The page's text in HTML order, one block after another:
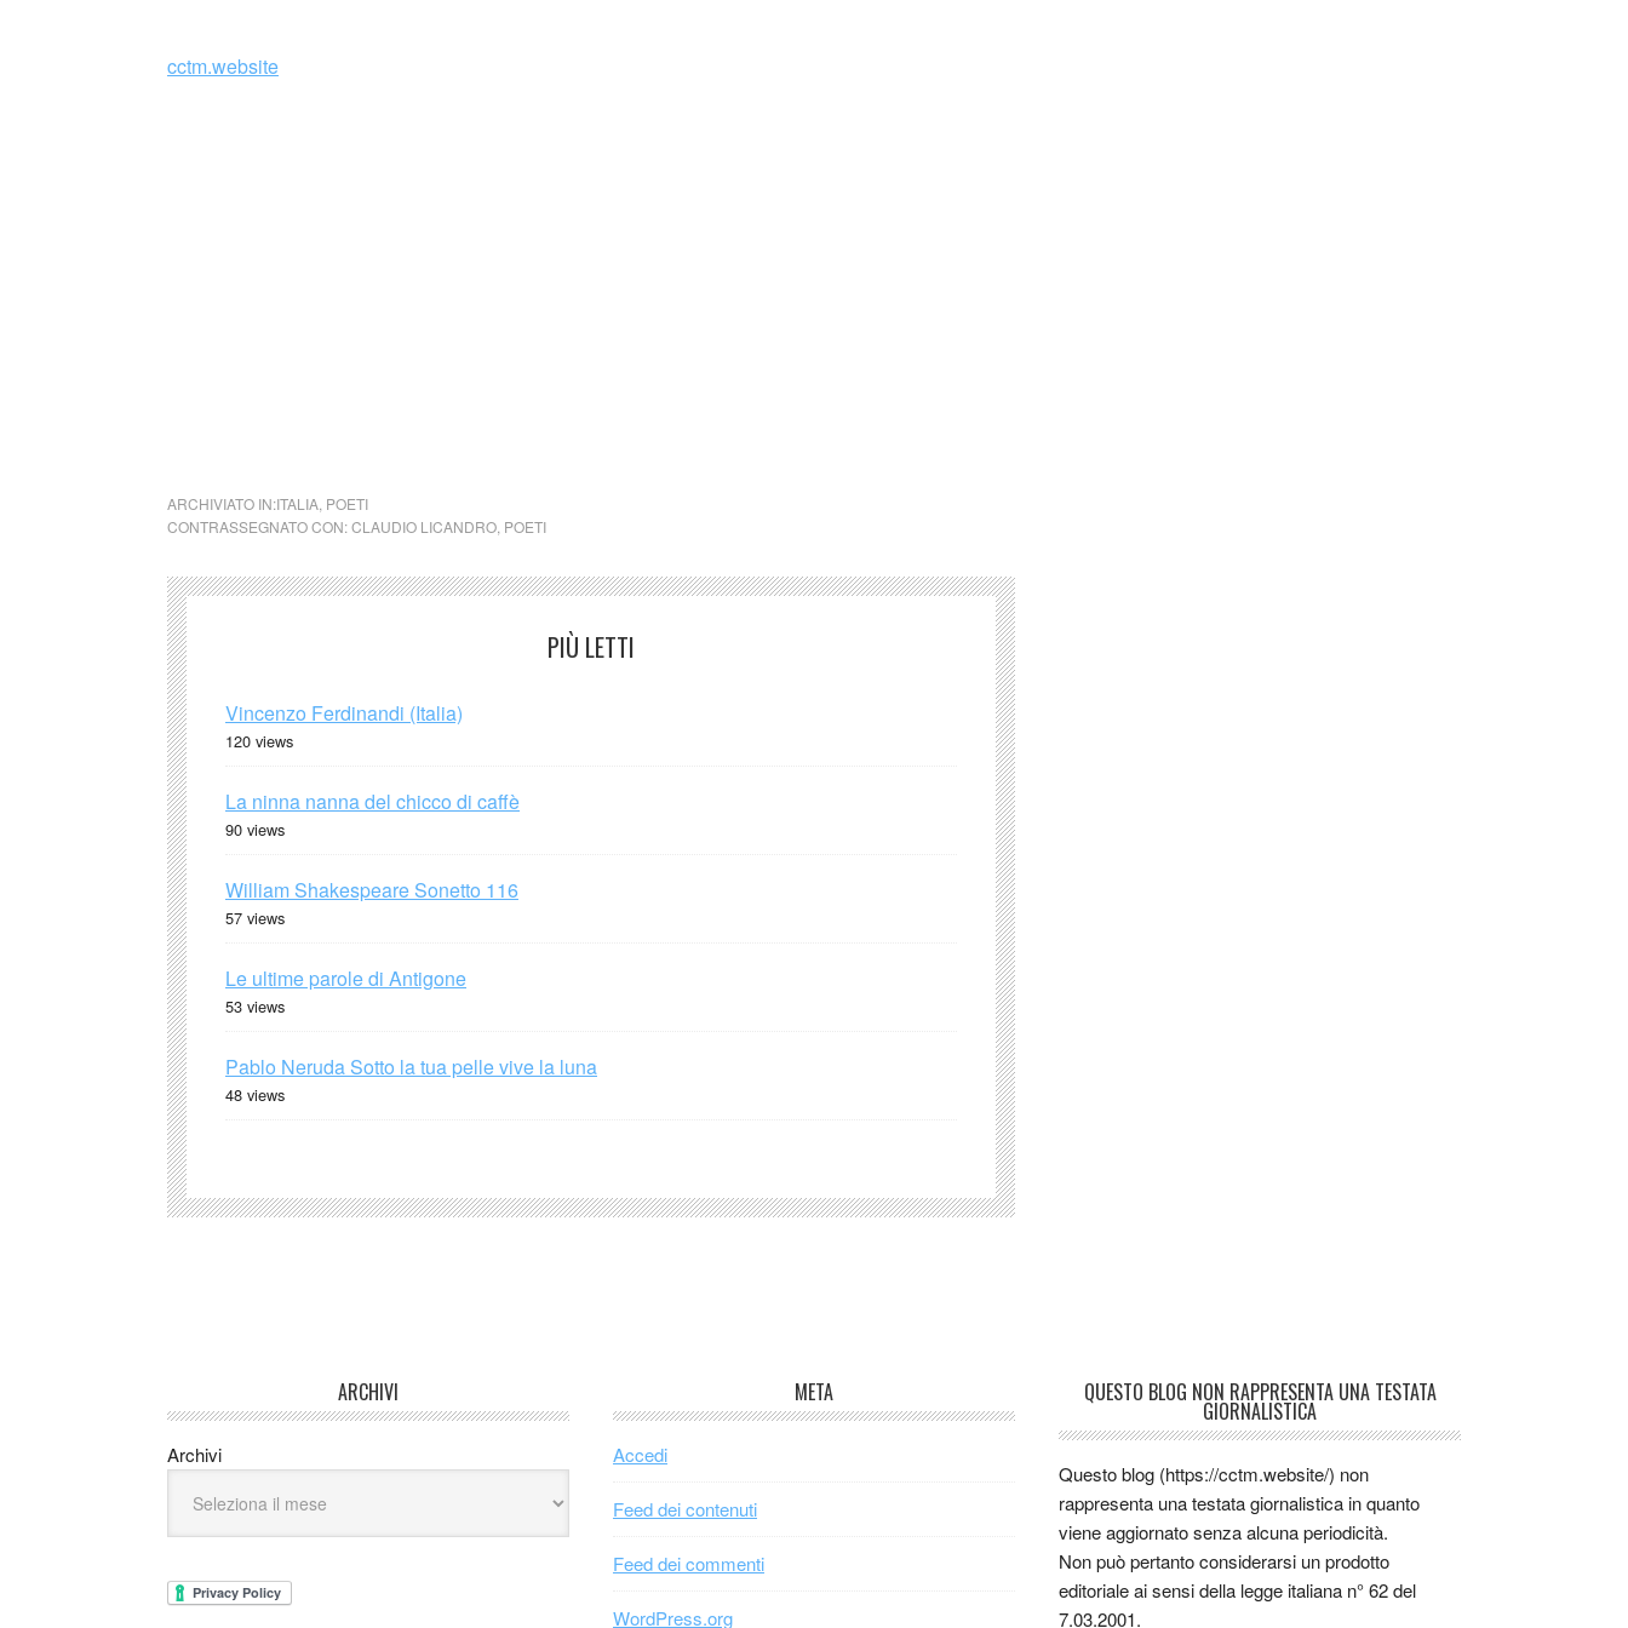
cctm.website
ARCHIVIATO IN:ITALIA POETI
CONTRASSEGNATO CON:CLAUDIO LICANDRO POETI
PIÙ LETTI
Vincenzo Ferdinandi (Italia)
120 views
La ninna nanna del chicco di caffè
90 views
William Shakespeare Sonetto 116
57 views
Le ultime parole di Antigone
53 views
Pablo Neruda Sotto la tua pelle vive la luna
48 views
ARCHIVI
Archivi
META
Accedi
Feed dei contenuti
Feed dei commenti
WordPress.org
QUESTO BLOG NON RAPPRESENTA UNA TESTATA
GIORNALISTICA
Questo blog (https://cctm.website/) non
rappresenta una testata giornalistica in quanto
viene aggiornato senza alcuna periodicità.
Non può pertanto considerarsi un prodotto
editoriale ai sensi della legge italiana n° 62 del
7.03.2001.